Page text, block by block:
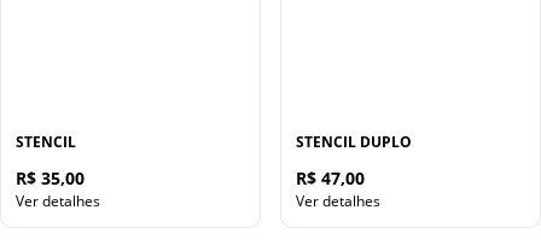
STENCIL
R$ 35,00
Ver detalhes
STENCIL DUPLO
R$ 47,00
Ver detalhes